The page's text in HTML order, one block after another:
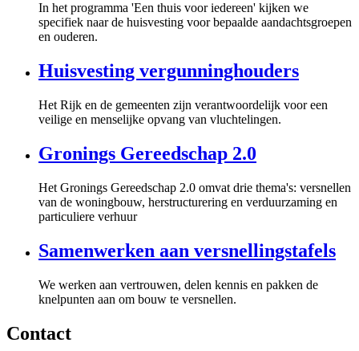
In het programma 'Een thuis voor iedereen' kijken we
specifiek naar de huisvesting voor bepaalde aandachtsgroepen
en ouderen.
Huisvesting vergunninghouders
Het Rijk en de gemeenten zijn verantwoordelijk voor een
veilige en menselijke opvang van vluchtelingen.
Gronings Gereedschap 2.0
Het Gronings Gereedschap 2.0 omvat drie thema's: versnellen
van de woningbouw, herstructurering en verduurzaming en
particuliere verhuur
Samenwerken aan versnellingstafels
We werken aan vertrouwen, delen kennis en pakken de
knelpunten aan om bouw te versnellen.
Contact